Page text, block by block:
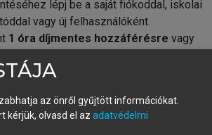
lépj be a saját fiókoddal, iskolai
vagy új felhasználóként.
1 óra díjmentes hozzáférésre vagy
vagy hozz létre új fiókot.
apróbaidőszakautomatikusan
az önről gyűjtött információkat.
kérjük, olvasd el az adatvédelmi